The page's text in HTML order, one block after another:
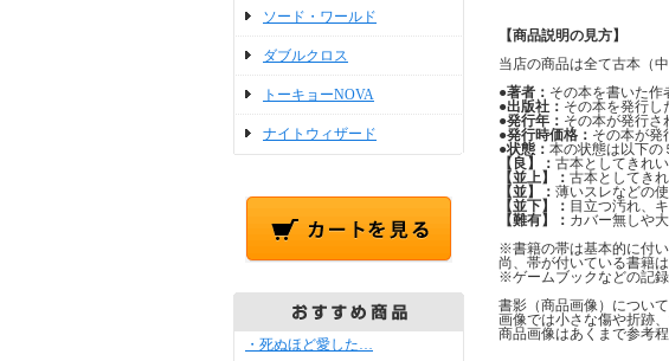
ソード・ワールド
ダブルクロス
トーキョーNOVA
ナイトウィザード
・死ぬほど愛した…
【商品説明の見方】
当店の商品は全て古本（
●著者： その本を書いた作
●出版社： その本を発行し
●発行年： その本が発行さ
●発行時価格： その本が発
●状態： 本の状態は以下の
【良】： 古本としてきれ
【並上】： 古本としてき
【並】： 薄いスレなどの
【並下】： 目立つ汚れ、
【難有】： カバー無しや
※書籍の帯は基本的に付い
尚、帯が付いている書籍
※ゲームブックなどの記録
書影（商品画像）について
画像では小さな傷や折跡
商品画像はあくまで参考